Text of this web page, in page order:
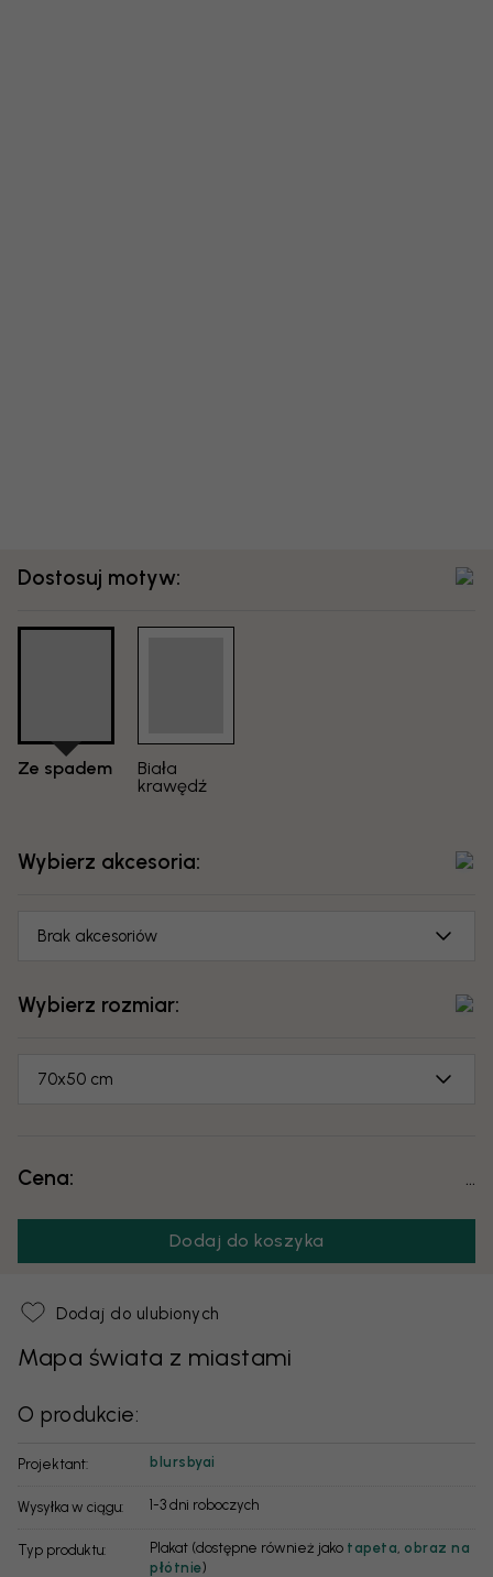
Dostosuj motyw:
Ze spadem
Biała
krawędź
Wybierz akcesoria:
Brak akcesoriów
Wybierz rozmiar:
70x50 cm
Cena:
Dodaj do koszyka
Dodaj do ulubionych
Mapa świata z miastami
O produkcie:
Projektant: blursbyai
Wysyłka w ciągu: 1-3 dni roboczych
Typ produktu: Plakat (dostępne również jako tapeta obraz na
płótnie)